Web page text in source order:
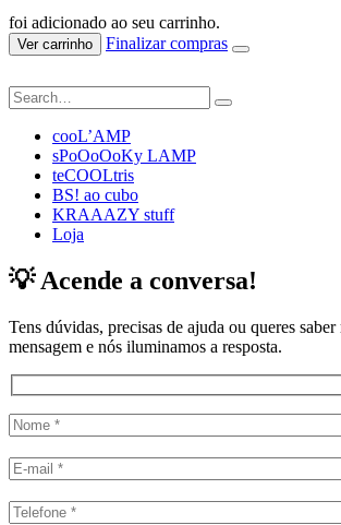
foi adicionado ao seu carrinho.
Ver carrinho Finalizar compras
cooL’AMP
sPoOoOoKy LAMP
teCOOLtris
BS! ao cubo
KRAAAZY stuff
Loja
💡 Acende a conversa!
Tens dúvidas, precisas de ajuda ou queres
mensagem e nós iluminamos a resposta.